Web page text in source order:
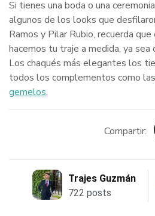
Si tienes una boda o una
algunos de los looks que
Ramos y Pilar Rubio, recuerda que
hacemos tu traje a medida, ya sea
Los chaqués más elegantes los
todos los complementos como las
gemelos.
Compartir: